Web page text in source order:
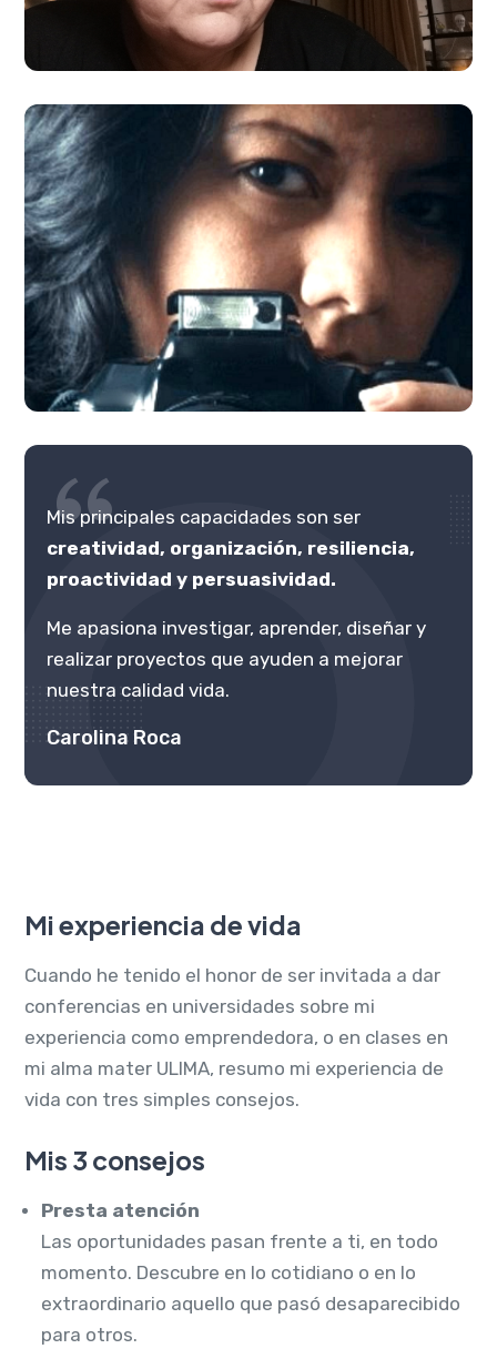
Mis principales capacidades son ser
creatividad, organización, resiliencia,
proactividad y persuasividad.
Me apasiona investigar, aprender, diseñar y
realizar proyectos que ayuden a mejorar
nuestra calidad vida.
Carolina Roca
Mi experiencia de vida
Cuando he tenido el honor de ser invitada a dar
conferencias en universidades sobre mi
experiencia como emprendedora, o en clases en
mi alma mater ULIMA, resumo mi experiencia de
vida con tres simples consejos.
Mis 3 consejos
Presta atención
Las oportunidades pasan frente a ti, en todo
momento. Descubre en lo cotidiano o en lo
extraordinario aquello que pasó desaparecibido
para otros.